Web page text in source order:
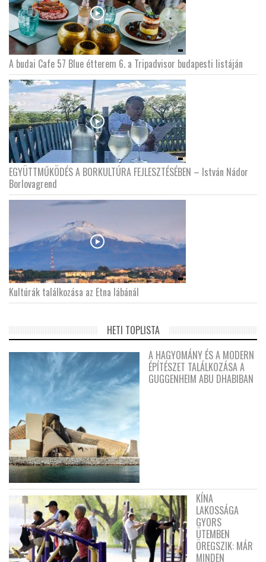
GLOBOBOOK
A budai Cafe 57 Blue étterem 6. a Tripadvisor budapesti listáján
EGYÜTTMŰKÖDÉS A BORKULTÚRA FEJLESZTÉSÉBEN – István Nádor
Borlovagrend
Kultúrák találkozása az Etna lábánál
HETI TOPLISTA
A HAGYOMÁNY ÉS A MODERN
ÉPÍTÉSZET TALÁLKOZÁSA A
GUGGENHEIM ABU DHABIBAN
KÍNA
LAKOSSÁGA
GYORS
ÜTEMBEN
ÖREGSZIK: MÁR
MINDEN